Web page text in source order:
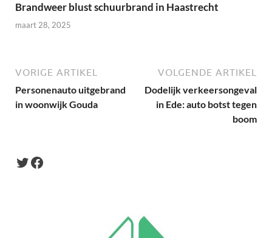
Brandweer blust schuurbrand in Haastrecht
maart 28, 2025
VORIGE ARTIKEL
Personenauto uitgebrand
in woonwijk Gouda
VOLGENDE ARTIKEL
Dodelijk verkeersongeval
in Ede: auto botst tegen
boom